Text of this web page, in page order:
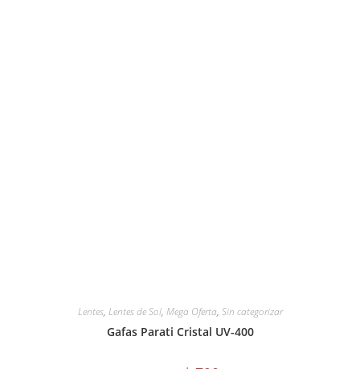
Lentes, Lentes de Sol, Mega Oferta, Sin categorizar
Gafas Parati Cristal UV-400